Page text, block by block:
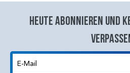
Heute abonnieren und